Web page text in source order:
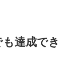
達成でき